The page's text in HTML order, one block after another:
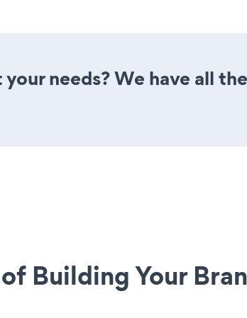
needs? We have all the
Building Your